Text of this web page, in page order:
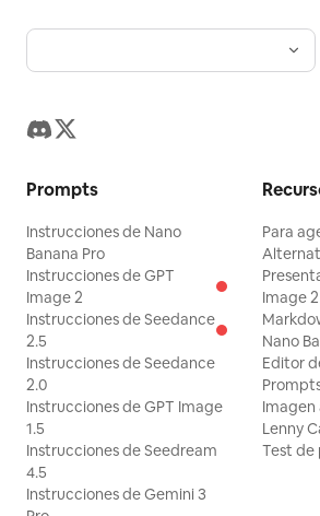
Prompts
Instrucciones de Nano
Banana Pro
Instrucciones de GPT
Image 2
Instrucciones de Seedance
2.5
Instrucciones de Seedance
2.0
Instrucciones de GPT Image
1.5
Instrucciones de Seedream
4.5
Instrucciones de Gemini 3
Para
Image 2
Nano
Editor
Lenny
Test de